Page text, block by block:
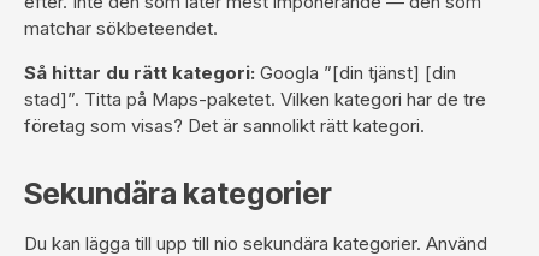
matchar sökbeteendet.
Så hittar du rätt kategori: Googla ”[din tjänst] [din
stad]”. Titta på Maps-paketet. Vilken kategori har de tre
företag som visas? Det är sannolikt rätt kategori.
Sekundära kategorier
Du kan lägga till upp till nio sekundära kategorier. Använd